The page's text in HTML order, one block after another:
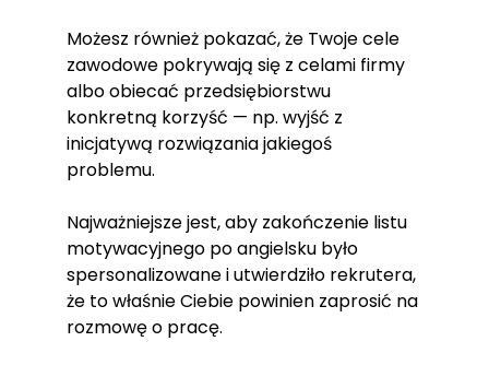
Możesz również pokazać, że Twoje cele
zawodowe pokrywają się z celami firmy
albo obiecać przedsiębiorstwu
konkretną korzyść — np. wyjść z
inicjatywą rozwiązania jakiegoś
problemu.
Najważniejsze jest, aby zakończenie listu
motywacyjnego po angielsku było
spersonalizowane i utwierdziło rekrutera,
że to właśnie Ciebie powinien zaprosić na
rozmowę o pracę.